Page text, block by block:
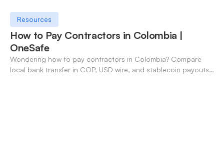
Resources
How to Pay Contractors in Colombia |
OneSafe
Wondering how to pay contractors in Colombia? Compare
local bank transfer in COP, USD wire, and stablecoin payouts.